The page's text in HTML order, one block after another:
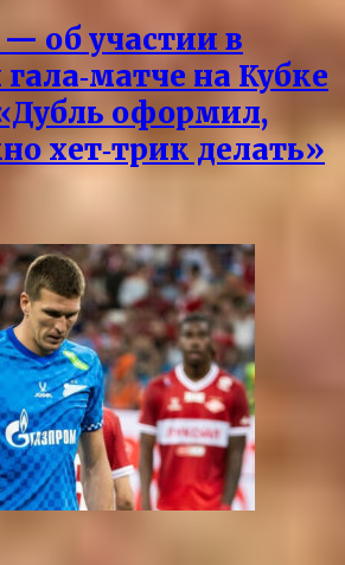
об участии в
на Кубке
оформил,
хет‑трик делать»